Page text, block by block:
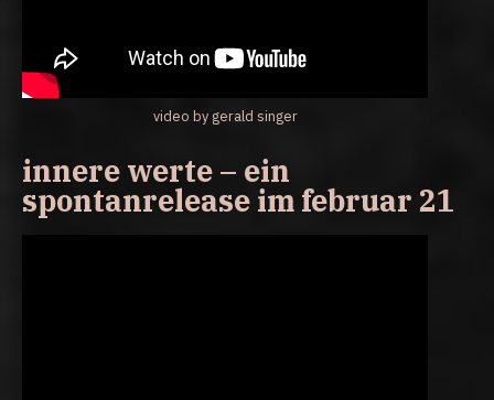
video by gerald singer
innere werte – ein
spontanrelease im februar 21